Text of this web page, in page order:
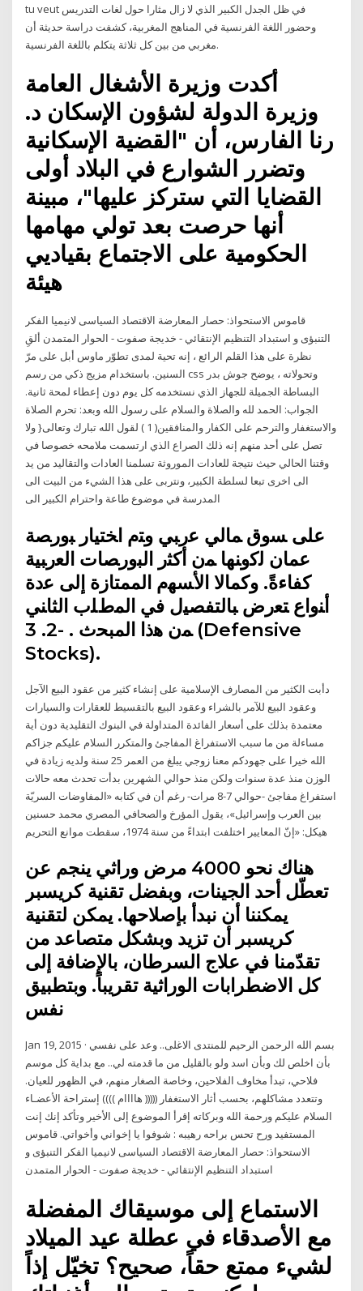
tu veut في ظل الجدل الكبير الذي لا زال مثارا حول لغات التدريس
وحضور اللغة الفرنسية في المناهج المغربية، كشفت دراسة حديثة أن
مغربي من بين كل ثلاثة يتكلم باللغة الفرنسية.
أكدت وزيرة الأشغال العامة
وزيرة الدولة لشؤون الإسكان د.
رنا الفارس، أن "القضية الإسكانية
وتضرر الشوارع في البلاد أولى
القضايا التي ستركز عليها"، مبينة
أنها حرصت بعد تولي مهامها
الحكومية على الاجتماع بقياديي
هيئة
قاموس الاستحواذ: حصار المعارضة الاقتصاد السياسى لانيميا الفكر
التنبؤى و استبداد التنظيم الإنتقائي - خديجة صفوت - الحوار المتمدن ألقِ
نظرة على هذا القلم الرائع ، إنه تحية لمدى تطوّر ماوس أبل على مرّ
السنين. باستخدام مزيج ذكي من رسم css وتحولاته ، يوضح جوش بدر
البساطة الجميلة للجهاز الذي نستخدمه كل يوم دون إعطاء لمحة ثانية.
الجواب: الحمد لله والصلاة والسلام على رسول الله وبعد: تحرم الصلاة
والاستغفار والترحم على الكفار والمنافقين( 1 ) لقول الله تبارك وتعالى{ ولا
تصل على أحد منهم إنه ذلك الصراع الذي ارتسمت ملامحه خصوصا في
وقتنا الحالي حيث نتيجة للعادات الموروثة تسلمنا العادات والتقاليد من يد
الى اخرى تبعا لسلطة الكبير، ونتربى على هذا الشيء من البيت الى
المدرسة في موضوع طاعة واحترام الكبير الى
ﻋﻠﻰ ﺴوق ﻤﺎﻟﻲ ﻋرﺒﻲ وﺘم اﺨﺘﻴﺎر ﺒورﺼﺔ
ﻋﻤﺎن ﻟﻛوﻨﻬﺎ ﻤن أﻛﺜر اﻟﺒورﺼﺎت اﻟﻌرﺒﻴﺔ
ﻛﻔﺎءةً. وﻛﻤﺎﻻ اﻷﺴﻬم اﻟﻤﻤﺘﺎزة إﻟﻰ ﻋدة
أﻨواع ﺘﻌرض ﺒﺎﻟﺘﻔﺼﻴﻝ ﻓﻲ اﻟﻤطﻠب اﻟﺜﺎﻨﻲ
ﻤن ﻫذا اﻟﻤﺒﺤث . -2. 3 (Defensive
Stocks).
دأبت الكثير من المصارف الإسلامية على إنشاء كثير من عقود البيع الآجل
وعقود البيع للآمر بالشراء وعقود البيع بالتقسيط للعقارات والسيارات
معتمدة بذلك على أسعار الفائدة المتداولة في البنوك التقليدية دون أية
مساءلة من ما سبب الاستفراغ المفاجئ والمتكرر السلام عليكم جزاكم
الله خيرا على جهودكم معنا زوجي يبلغ من العمر 25 سنة ولديه زيادة في
الوزن منذ عدة سنوات ولكن منذ حوالي الشهرين بدأت تحدث معه حالات
استفراغ مفاجئ -حوالي 7-8 مرات- رغم أن في كتابه «المفاوضات السريّة
بين العرب وإسرائيل»، يقول المؤرخ والصحافي المصري محمد حسنين
هيكل: «إنّ المعايير اختلفت ابتداءً من سنة 1974، سقطت موانع التحريم
هناك نحو 4000 مرض وراثي ينجم عن
تعطّل أحد الجينات، وبفضل تقنية كريسبر
يمكننا أن نبدأ بإصلاحها. يمكن لتقنية
كريسبر أن تزيد وبشكل متصاعد من
تقدّمنا في علاج السرطان، بالإضافة إلى
كل الاضطرابات الوراثية تقريباً. وبتطبيق
نفس
Jan 19, 2015 · بسم الله الرحمن الرحيم للمنتدى الاغلى.. وعد على نفسي
بأن اخلص لك وبأن اسد ولو بالقليل من ما قدمته لي.. مع بداية كل موسم
فلاحي، تبدأ مخاوف الفلاحين، وخاصة الصغار منهم، في الظهور للعيان.
وتتعدد مشاكلهم، بحسب أثار الاستغفار ((((( هاااام )))) إستراحة الأعضـاء
السلام عليكم ورحمة الله وبركاته إقرأ الموضوع إلى الأخير وتأكد إنك إنت
المستفيد ورح تحس براحه رهيبه : شوفوا يا إخواني وأخواتي. قاموس
الاستحواذ: حصار المعارضة الاقتصاد السياسى لانيميا الفكر التنبؤى و
استبداد التنظيم الإنتقائي - خديجة صفوت - الحوار المتمدن
الاستماع إلى موسيقاك المفضلة
مع الأصدقاء في عطلة عيد الميلاد
لشيء ممتع حقاً، صحيح؟ تخيّل إذاً